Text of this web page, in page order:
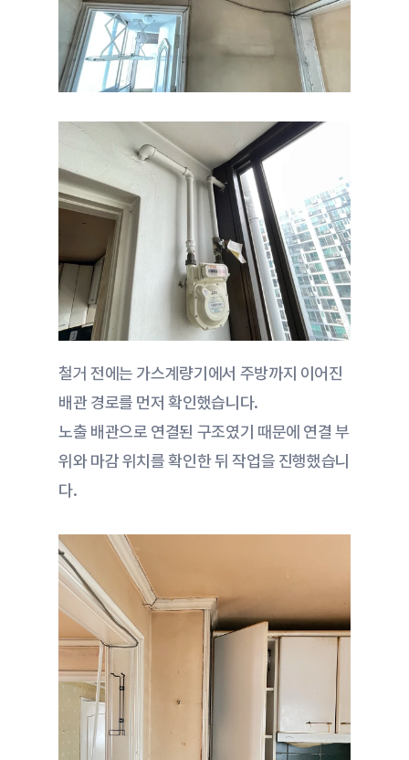
철거 전에는 가스계량기에서 주방까지 이어진
배관 경로를 먼저 확인했습니다.
노출 배관으로 연결된 구조였기 때문에 연결 부
위와 마감 위치를 확인한 뒤 작업을 진행했습니
다.